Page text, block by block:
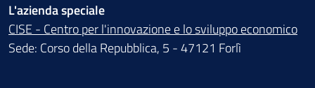
L'azienda speciale
CISE - Centro per l'innovazione e lo sviluppo economico
Sede: Corso della Repubblica, 5 - 47121 Forlì